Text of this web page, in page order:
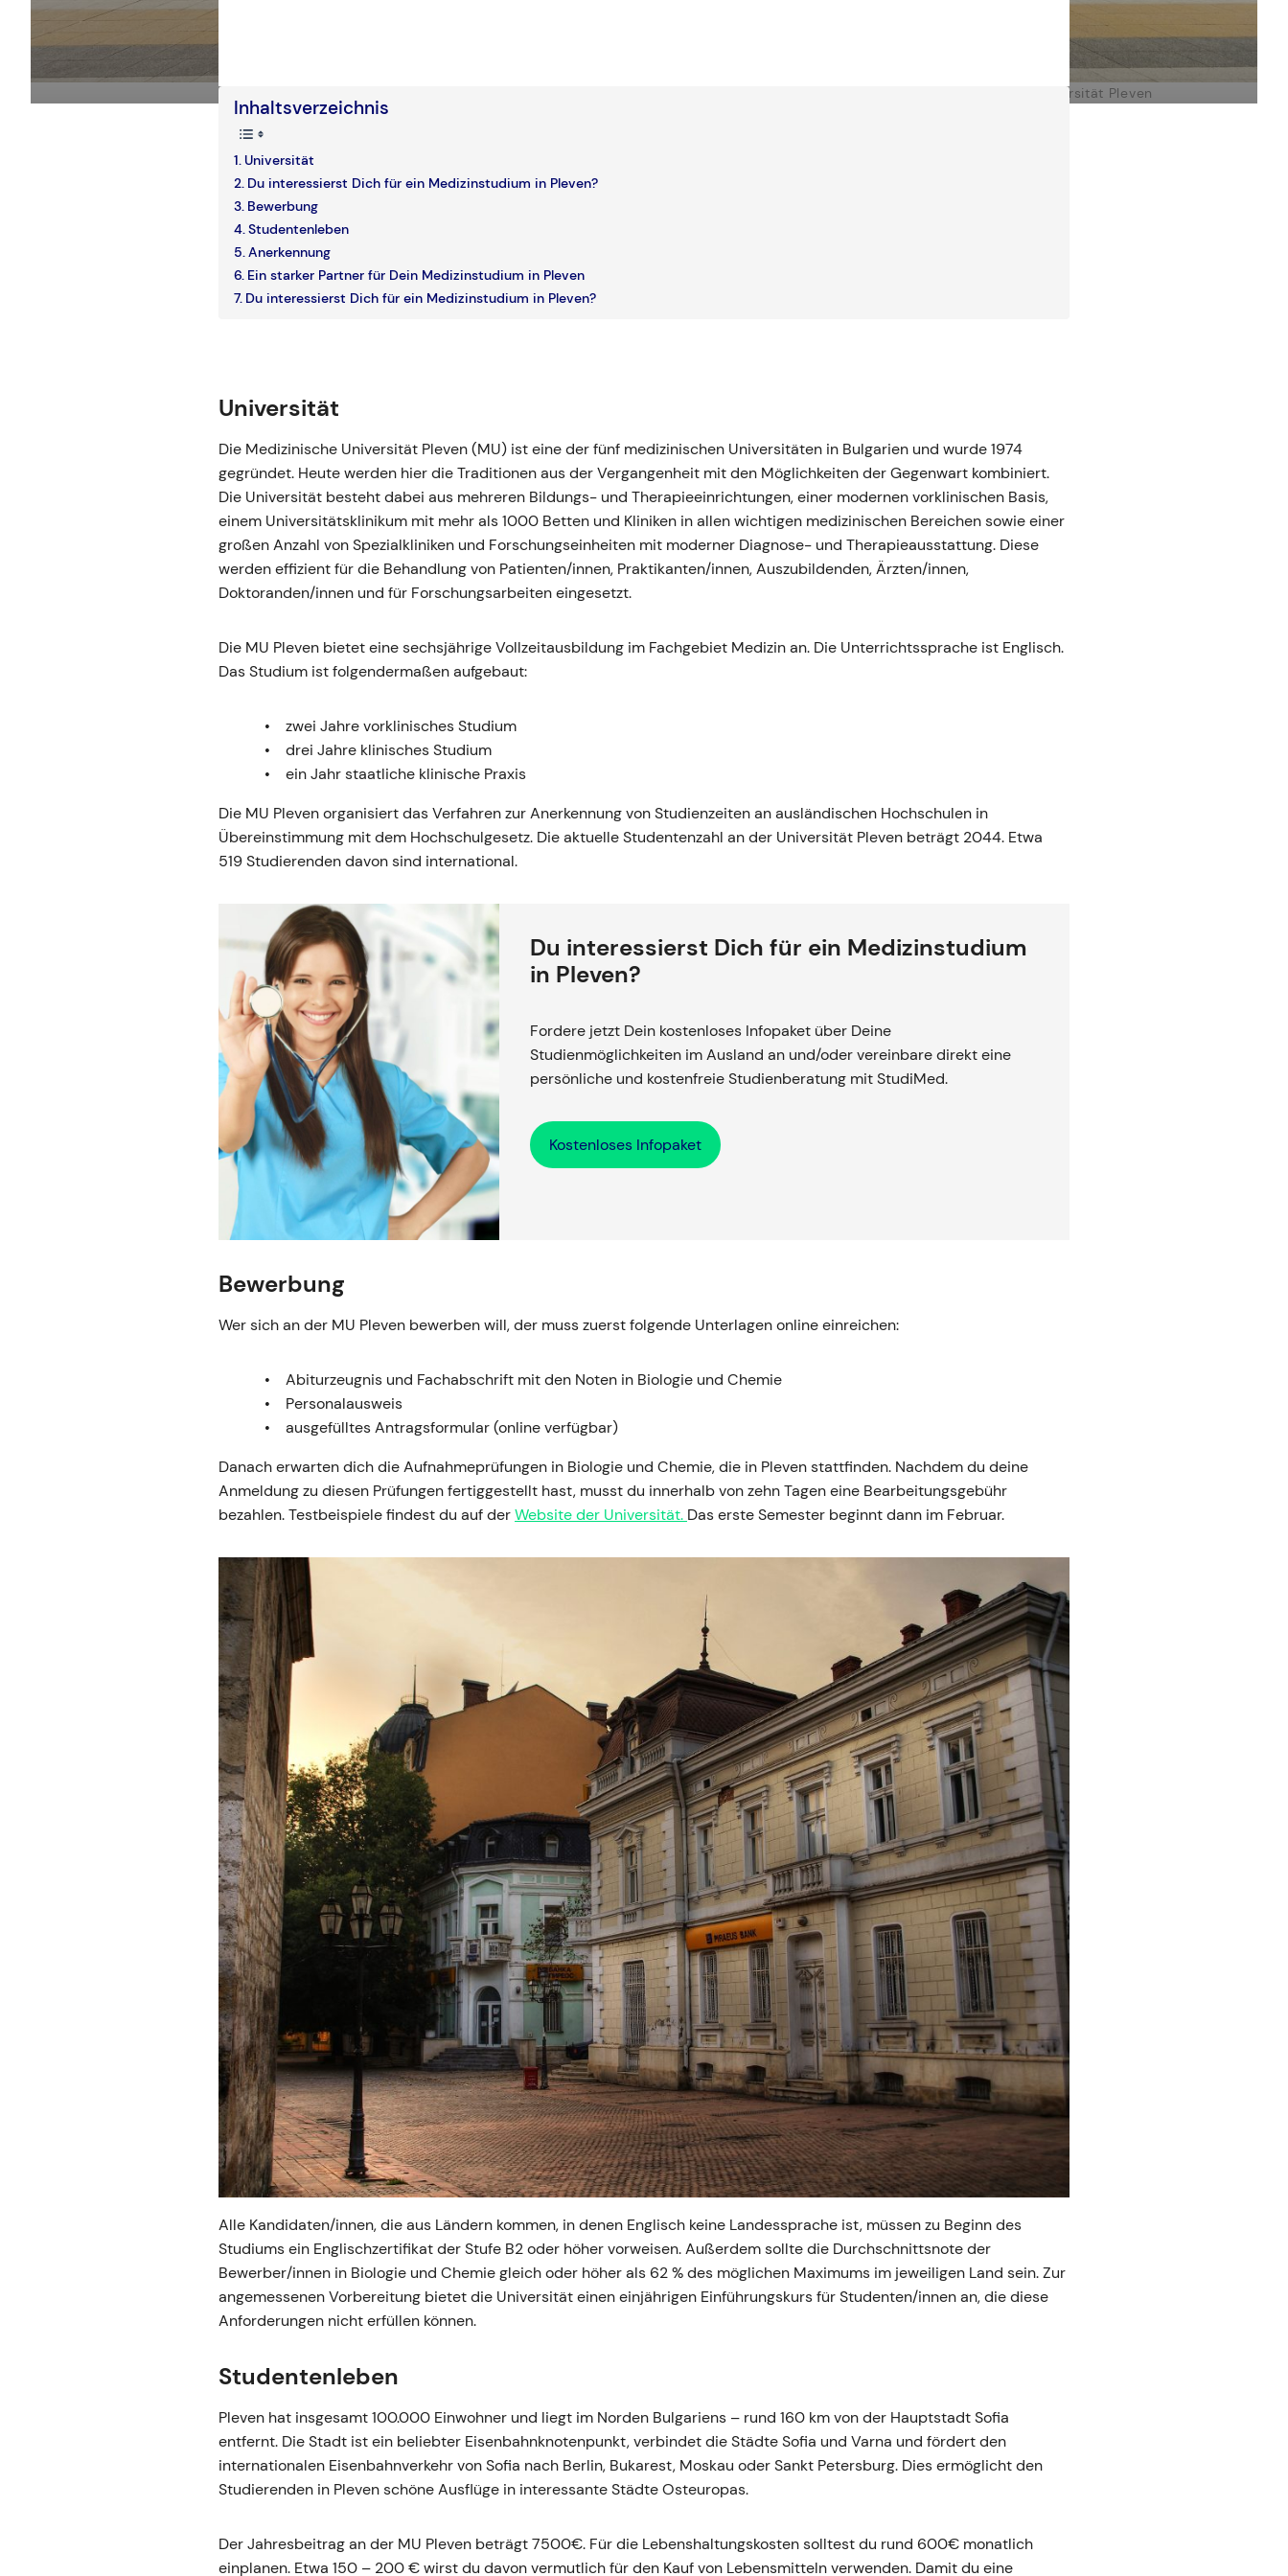
Medizinische Universität Pleven
Inhaltsverzeichnis
Universität
Du interessierst Dich für ein Medizinstudium in Pleven?
Bewerbung
Studentenleben
Anerkennung
Ein starker Partner für Dein Medizinstudium in Pleven
Du interessierst Dich für ein Medizinstudium in Pleven?
Universität
Die Medizinische Universität Pleven (MU) ist eine der fünf medizinischen Universitäten in Bulgarien und wurde 1974
gegründet. Heute werden hier die Traditionen aus der Vergangenheit mit den Möglichkeiten der Gegenwart kombiniert.
Die Universität besteht dabei aus mehreren Bildungs- und Therapieeinrichtungen, einer modernen vorklinischen Basis,
einem Universitätsklinikum mit mehr als 1000 Betten und Kliniken in allen wichtigen medizinischen Bereichen sowie einer
großen Anzahl von Spezialkliniken und Forschungseinheiten mit moderner Diagnose- und Therapieausstattung. Diese
werden effizient für die Behandlung von Patienten/innen, Praktikanten/innen, Auszubildenden, Ärzten/innen,
Doktoranden/innen und für Forschungsarbeiten eingesetzt.
Die MU Pleven bietet eine sechsjährige Vollzeitausbildung im Fachgebiet Medizin an. Die Unterrichtssprache ist Englisch.
Das Studium ist folgendermaßen aufgebaut:
zwei Jahre vorklinisches Studium
drei Jahre klinisches Studium
ein Jahr staatliche klinische Praxis
Die MU Pleven organisiert das Verfahren zur Anerkennung von Studienzeiten an ausländischen Hochschulen in
Übereinstimmung mit dem Hochschulgesetz. Die aktuelle Studentenzahl an der Universität Pleven beträgt 2044. Etwa
519 Studierenden davon sind international.
Du interessierst Dich für ein Medizinstudium
in Pleven?
Fordere jetzt Dein kostenloses Infopaket über Deine
Studienmöglichkeiten im Ausland an und/oder vereinbare direkt eine
persönliche und kostenfreie Studienberatung mit StudiMed.
Kostenloses Infopaket
Bewerbung
Wer sich an der MU Pleven bewerben will, der muss zuerst folgende Unterlagen online einreichen:
Abiturzeugnis und Fachabschrift mit den Noten in Biologie und Chemie
Personalausweis
ausgefülltes Antragsformular (online verfügbar)
Danach erwarten dich die Aufnahmeprüfungen in Biologie und Chemie, die in Pleven stattfinden. Nachdem du deine
Anmeldung zu diesen Prüfungen fertiggestellt hast, musst du innerhalb von zehn Tagen eine Bearbeitungsgebühr
bezahlen. Testbeispiele findest du auf derWebsite der Universität. Das erste Semester beginnt dann im Februar.
Alle Kandidaten/innen, die aus Ländern kommen, in denen Englisch keine Landessprache ist, müssen zu Beginn des
Studiums ein Englischzertifikat der Stufe B2 oder höher vorweisen. Außerdem sollte die Durchschnittsnote der
Bewerber/innen in Biologie und Chemie gleich oder höher als 62 % des möglichen Maximums im jeweiligen Land sein. Zur
angemessenen Vorbereitung bietet die Universität einen einjährigen Einführungskurs für Studenten/innen an, die diese
Anforderungen nicht erfüllen können.
Studentenleben
Pleven hat insgesamt 100.000 Einwohner und liegt im Norden Bulgariens – rund 160 km von der Hauptstadt Sofia
entfernt. Die Stadt ist ein beliebter Eisenbahnknotenpunkt, verbindet die Städte Sofia und Varna und fördert den
internationalen Eisenbahnverkehr von Sofia nach Berlin, Bukarest, Moskau oder Sankt Petersburg. Dies ermöglicht den
Studierenden in Pleven schöne Ausflüge in interessante Städte Osteuropas.
Der Jahresbeitrag an der MU Pleven beträgt 7500€. Für die Lebenshaltungskosten solltest du rund 600€ monatlich
einplanen. Etwa 150 – 200 € wirst du davon vermutlich für den Kauf von Lebensmitteln verwenden. Damit du eine